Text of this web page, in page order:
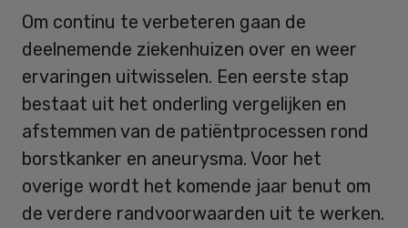
Om continu te verbeteren gaan de
deelnemende ziekenhuizen over en weer
ervaringen uitwisselen. Een eerste stap
bestaat uit het onderling vergelijken en
afstemmen van de patiëntprocessen rond
borstkanker en aneurysma. Voor het
overige wordt het komende jaar benut om
de verdere randvoorwaarden uit te werken.